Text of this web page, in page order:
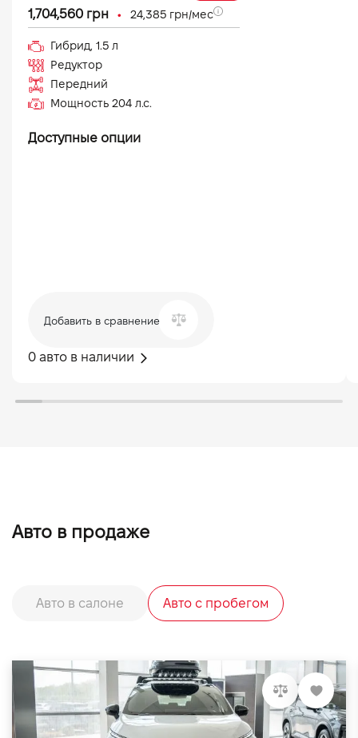
1,704,560 грн • 24,385 грн/мес
Гибрид, 1.5 л
Редуктор
Передний
Мощность 204 л.с.
Доступные опции
0 авто в наличии
Добавить в сравнение
Авто в продаже
Авто в салоне Авто с пробегом